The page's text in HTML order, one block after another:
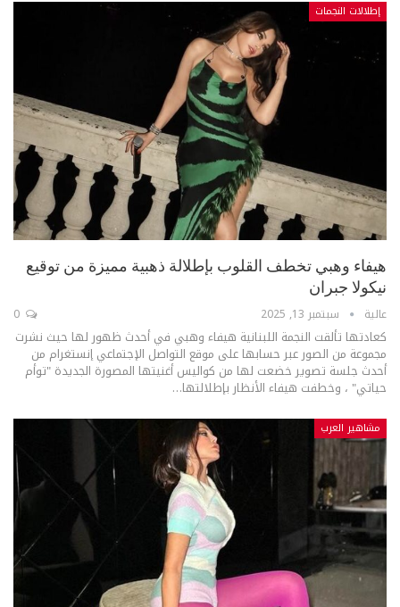
إطلالات النجمات
هيفاء وهبي تخطف القلوب بإطلالة ذهبية مميزة من توقيع
نيكولا جبران
عالية سبتمبر 13, 2025
كعادتها تألقت النجمة اللبنانية هيفاء وهبي في أحدث ظهور لها حيث نشرت
مجموعة من الصور عبر حسابها على موقع التواصل الإجتماعي إنستغرام من
أحدث جلسة تصوير خضعت لها من كواليس أغنيتها المصورة الجديدة "توأم
حياتي" ، وخطفت هيفاء الأنظار بإطلالتها…
مشاهير العرب